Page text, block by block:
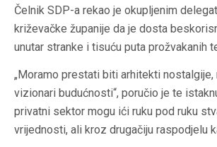
Čelnik SDP-a rekao je okupljenim
križevačke županije da je dosta
unutar stranke i tisuću puta prožvakanih
„Moramo prestati biti arhitekti
vizionari budućnosti“, poručio je te
privatni sektor mogu ići ruku pod ruku
vrijednosti, ali kroz drugačiju raspodjelu